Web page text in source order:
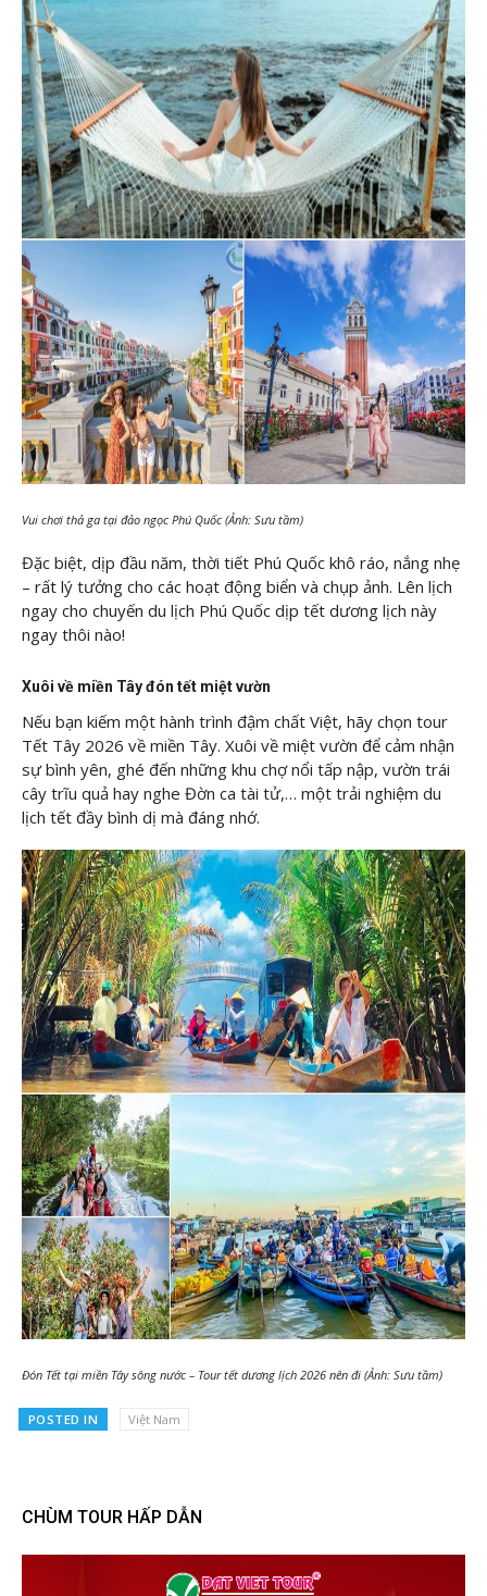
Vui chơi thả ga tại đảo ngọc Phú Quốc (Ảnh: Sưu tầm)
Đặc biệt, dịp đầu năm, thời tiết Phú Quốc khô ráo, nắng nhẹ
– rất lý tưởng cho các hoạt động biển và chụp ảnh. Lên lịch
ngay cho chuyến du lịch Phú Quốc dịp tết dương lịch này
ngay thôi nào!
Xuôi về miền Tây đón tết miệt vườn
Nếu bạn kiếm một hành trình đậm chất Việt, hãy chọn tour
Tết Tây 2026 về miền Tây. Xuôi về miệt vườn để cảm nhận
sự bình yên, ghé đến những khu chợ nổi tấp nập, vườn trái
cây trĩu quả hay nghe Đờn ca tài tử,… một trải nghiệm du
lịch tết đầy bình dị mà đáng nhớ.
Đón Tết tại miền Tây sông nước – Tour tết dương lịch 2026 nên đi (Ảnh: Sưu tầm)
POSTED IN Việt Nam
CHÙM TOUR HẤP DẪN